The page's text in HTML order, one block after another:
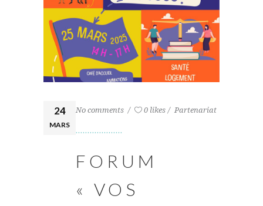
24
MARS
No comments 0 likes Partenariat
FORUM
« VOS